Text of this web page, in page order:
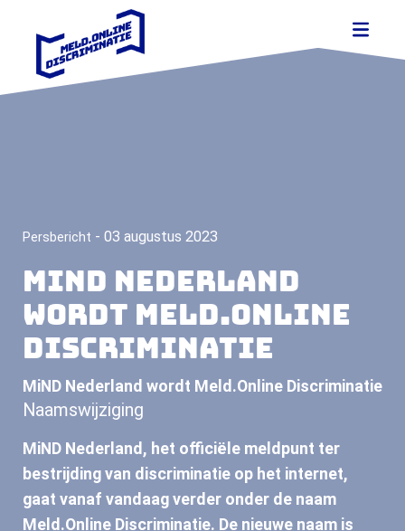
Persbericht
MiND Nederland
wordt Meld.Online
Discriminatie
MiND Nederland wordt Meld.Online
Naamswijziging